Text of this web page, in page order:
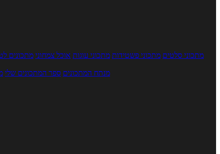
מתכוני סלטים מתכוני פשטידות מתכוני עוגות אוכל צמחוני מתכונים
מנתח המתכונים ספר המתכונים שלי